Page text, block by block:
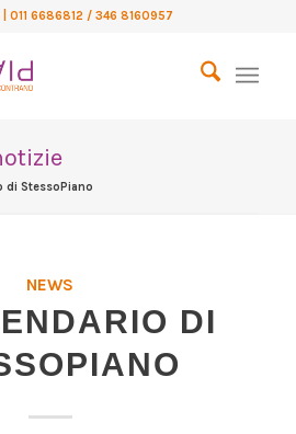
| 011 6686812 / 346 8160957
di StessoPiano
NEWS
DI